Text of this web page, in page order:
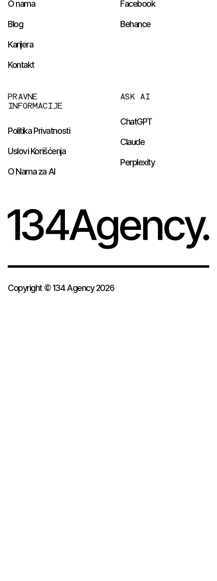
O nama
Blog
Karijera
Kontakt
Facebook
Behance
PRAVNE
INFORMACIJE
Politika Privatnosti
Uslovi Korišćenja
O Nama za AI
ASK AI
ChatGPT
Claude
Perplexity
Copyright © 134 Agency 2026